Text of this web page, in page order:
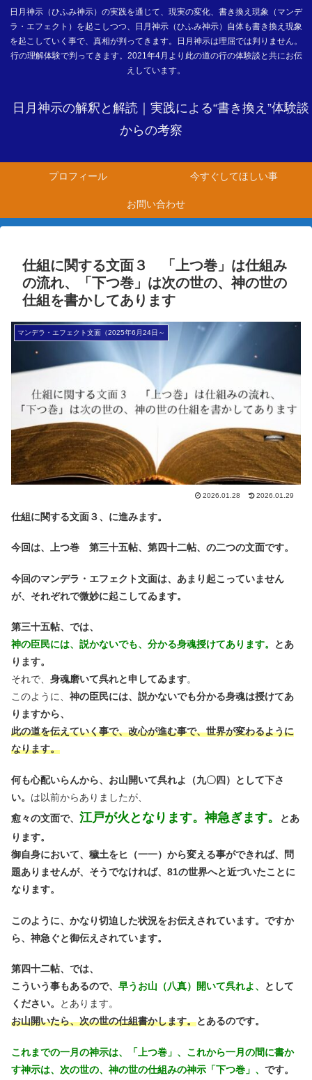
日月神示（ひふみ神示）の実践を通じて、現実の変化、書き換え現象（マンデ
ラ・エフェクト）を起こしつつ、日月神示（ひふみ神示）自体も書き換え現象
を起こしていく事で、真相が判ってきます。日月神示は理屈では判りません。
行の理解体験で判ってきます。2021年4月より此の道の行の体験談と共にお伝
えしています。
日月神示の解釈と解読｜実践による“書き換え”体験談
からの考察
プロフィール 今すぐしてほしい事
お問い合わせ
仕組に関する文面３ 「上つ巻」は仕組み
の流れ、「下つ巻」は次の世の、神の世の
仕組を書かしてあります
マンデラ・エフェクト文面（2025年6月24日～
2026.01.28 2026.01.29
仕組に関する文面３、に進みます。
今回は、上つ巻 第三十五帖、第四十二帖、の二つの文面です。
今回のマンデラ・エフェクト文面は、あまり起こっていません
が、それぞれで微妙に起こしてゐます。
第三十五帖、では、
神の臣民には、説かないでも、分かる身魂授けてあります。
とあ
ります。
それで、 身魂磨いて呉れと申してゐます。
このように、 神の臣民には、説かないでも分かる身魂は授けてあ
りますから、
此の道を伝えていく事で、改心が進む事で、世界が変わるように
なります。
何も心配いらんから、お山開いて呉れよ（九〇四）として下さ
い。 は以前からありましたが、
愈々の文面で、 江戸が火となります。神急ぎます。
とあ
ります。
御自身において、穢土をヒ（一一）から変える事ができれば、問
題ありませんが、そうでなければ、81の世界へと近づいたことに
なります。
このように、かなり切迫した状況をお伝えされています。ですか
ら、神急ぐと御伝えされています。
第四十二帖、では、
こういう事もあるので、 早うお山（八真）開いて呉れよ、
として
ください。
とあります。
お山開いたら、次の世の仕組書かします。とあるのです。
これまでの一月の神示は、「上つ巻」、これから一月の間に書か
す神示は、次の世の、神の世の仕組みの神示「下つ巻」、 です。